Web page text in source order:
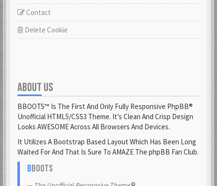
Contact
Delete Cookie
ABOUT US
BBOOTS™ Is The First And Only Fully Responsive PhpBB®
Unofficial HTML5/CSS3 Theme. It’s Clean And Crisp Design
Looks AWESOME Across All Browsers And Devices.
It Utilizes A Bootstrap Based Layout Which Has Been Long
Waited For And That Is Sure To AMAZE The phpBB Fan Club.
BBOOTS